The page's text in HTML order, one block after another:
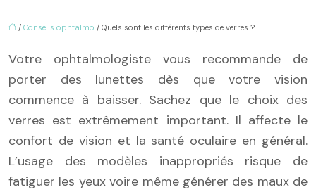
/ Conseils ophtalmo / Quels sont les différents types de verres ?
Votre ophtalmologiste vous recommande de
porter des lunettes dès que votre vision
commence à baisser. Sachez que le choix des
verres est extrêmement important. Il affecte le
confort de vision et la santé oculaire en général.
L’usage des modèles inappropriés risque de
fatiguer les yeux voire même générer des maux de